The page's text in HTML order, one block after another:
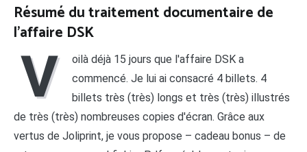
Résumé du traitement documentaire de
l’affaire DSK
V
oilà déjà 15 jours que l'affaire DSK a
commencé. Je lui ai consacré 4 billets. 4
billets très (très) longs et très (très) illustrés
de très (très) nombreuses copies d'écran. Grâce aux
vertus de Joliprint, je vous propose – cadeau bonus – de